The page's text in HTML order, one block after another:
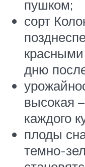
пушком;
сорт
дню
высокая
каждого
плоды
темно-